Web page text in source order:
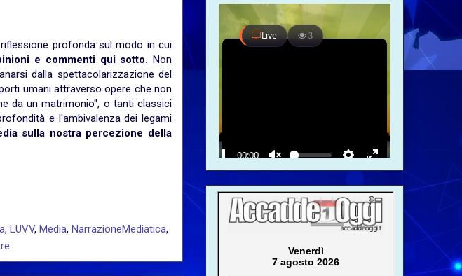
profonda sul modo in cui
e commenti qui sotto. Non
dalla spettacolarizzazione del
umani attraverso opere che non
da un matrimonio", o tanti classici
e l'ambivalenza dei legami
sulla nostra percezione della
, LUVV, Media, NarrazioneMediatica,